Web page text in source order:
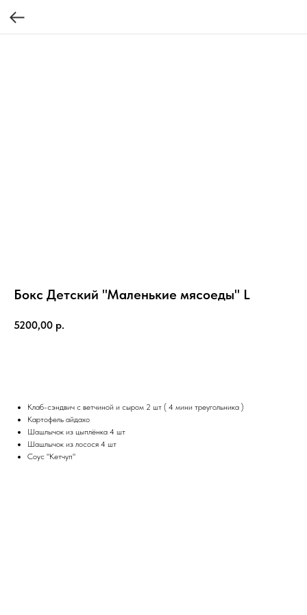
Бокс Детский "Маленькие мясоеды" L
5200,00 р.
Клаб-сэндвич с ветчиной и сыром 2 шт ( 4 мини треугольника )
Картофель айдахо
Шашлычок из цыплёнка 4 шт
Шашлычок из лосося 4 шт
Соус "Кетчуп"